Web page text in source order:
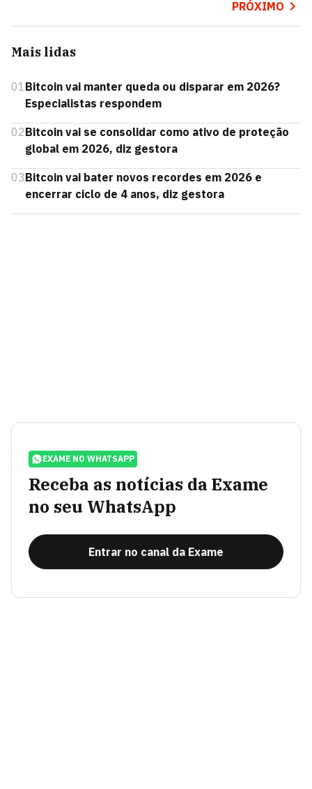
PRÓXIMO
Mais lidas
01Bitcoin vai manter queda ou disparar em 2026?
Especialistas respondem
02Bitcoin vai se consolidar como ativo de proteção
global em 2026, diz gestora
03Bitcoin vai bater novos recordes em 2026 e
encerrar ciclo de 4 anos, diz gestora
EXAME NO WHATSAPP
Receba as notícias da Exame
no seu WhatsApp
Entrar no canal da Exame